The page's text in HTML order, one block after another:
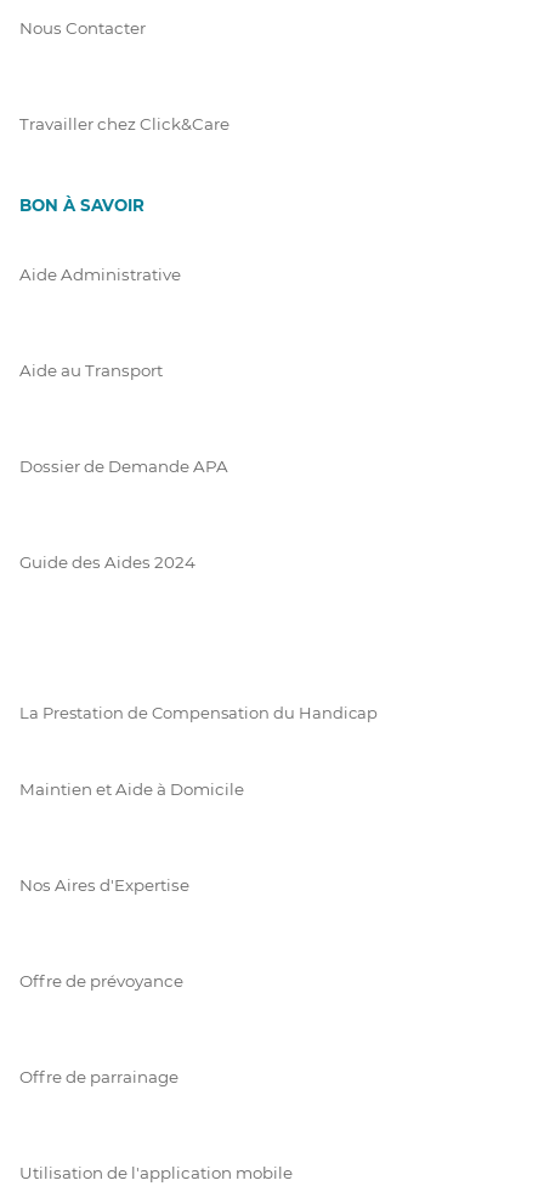
Nous Contacter
Travailler chez Click&Care
BON À SAVOIR
Aide Administrative
Aide au Transport
Dossier de Demande APA
Guide des Aides 2024
La Prestation de Compensation du Handicap
Maintien et Aide à Domicile
Nos Aires d'Expertise
Offre de prévoyance
Offre de parrainage
Utilisation de l'application mobile